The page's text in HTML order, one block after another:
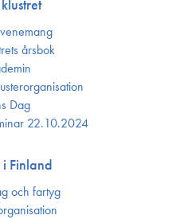
årsbok
Dag
22.10.2024
Finland
och fartyg